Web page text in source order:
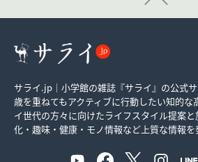
サライ.jp｜小学館の雑誌『サライ』の公式サ
歳を重ねてもアクティブに行動したい知的な
イ世代の方々に向けたライフスタイル提案
化・趣味・健康・モノ情報など上質な情報を